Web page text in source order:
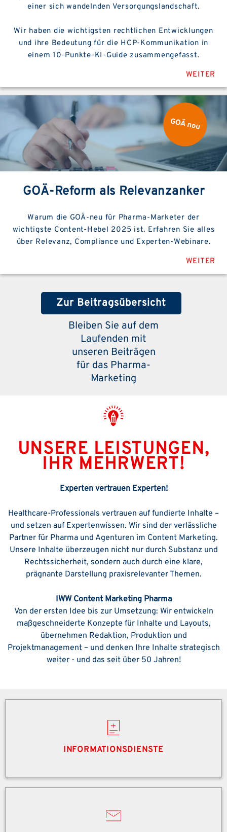
einer sich wandelnden Versorgungslandschaft.
Wir haben die wichtigsten rechtlichen Entwicklungen
und ihre Bedeutung für die HCP-Kommunikation in
einem 10-Punkte-KI-Guide zusammengefasst.
WEITER
GOÄ-Reform als Relevanzanker
Warum die GOÄ-neu für Pharma-Marketer der
wichtigste Content-Hebel 2025 ist. Erfahren Sie alles
über Relevanz, Compliance und Experten-Webinare.
WEITER
Zur Beitragsübersicht
Bleiben Sie auf dem
Laufenden mit
unseren Beiträgen
für das Pharma-
Marketing
UNSERE LEISTUNGEN,
IHR MEHRWERT!
Experten vertrauen Experten!
Healthcare-Professionals vertrauen auf fundierte Inhalte –
und setzen auf Expertenwissen. Wir sind der verlässliche
Partner für Pharma und Agenturen im Content Marketing.
Unsere Inhalte überzeugen nicht nur durch Substanz und
Rechtssicherheit, sondern auch durch eine klare,
prägnante Darstellung praxisrelevanter Themen.
IWW Content Marketing Pharma
Von der ersten Idee bis zur Umsetzung: Wir entwickeln
maßgeschneiderte Konzepte für Inhalte und Layouts,
übernehmen Redaktion, Produktion und
Projektmanagement – und denken Ihre Inhalte strategisch
weiter - und das seit über 50 Jahren!
INFORMATIONSDIENSTE